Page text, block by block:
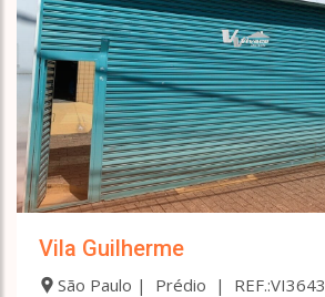
Vila Guilherme
São Paulo | Prédio | REF.:VI3643